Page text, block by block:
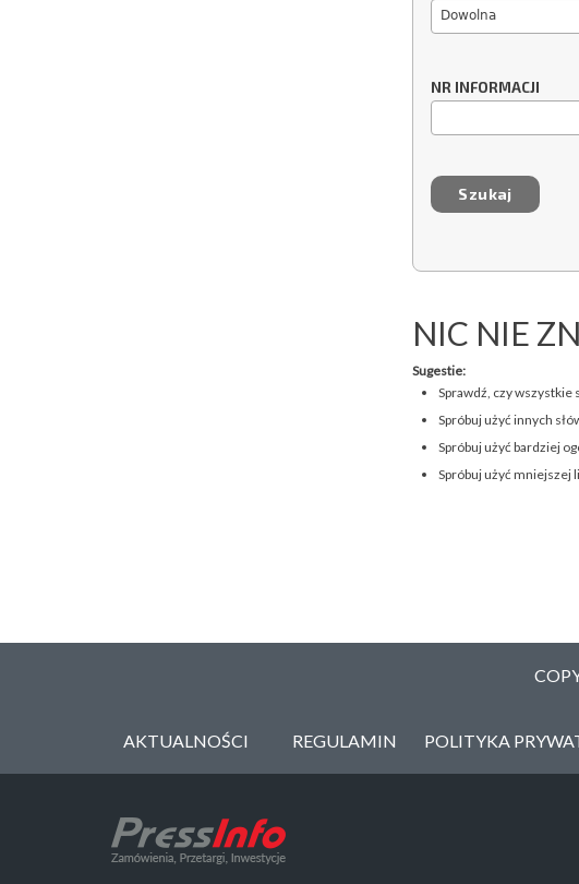
Dowolna
NR INFORMACJI
NIC NIE
Sugestie:
Sprawdź, czy wszystkie
Spróbuj użyć innych
Spróbuj użyć bardziej
Spróbuj użyć mniejszej
AKTUALNOŚCI REGULAMIN POLITYKA